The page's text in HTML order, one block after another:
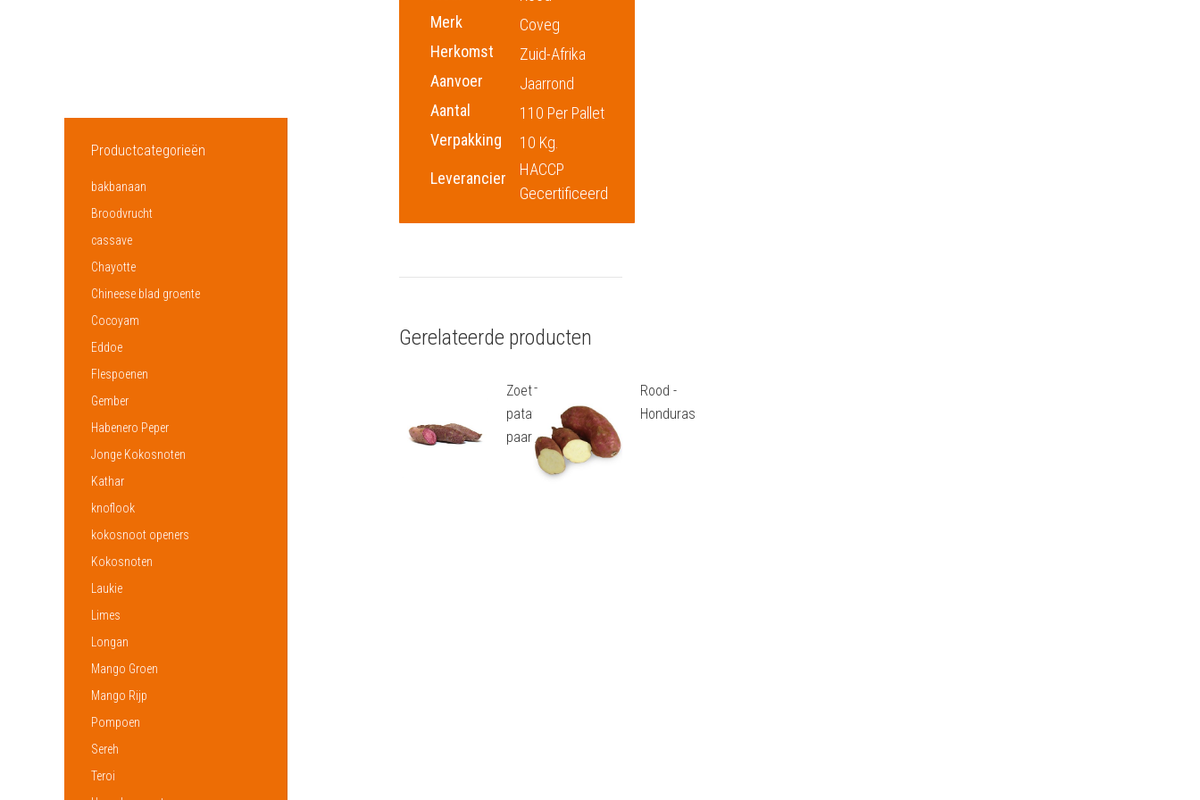
Merk
Coveg
Herkomst
Zuid-Afrika
Aanvoer
Jaarrond
Aantal
110 Per Pallet
Verpakking
10 Kg.
Leverancier
HACCP
Gecertificeerd
Gerelateerde producten
Zoete
patat
paars
Rood -
Honduras
Productcategorieën
bakbanaan
Broodvrucht
cassave
Chayotte
Chineese blad groente
Cocoyam
Eddoe
Flespoenen
Gember
Habenero Peper
Jonge Kokosnoten
Kathar
knoflook
kokosnoot openers
Kokosnoten
Laukie
Limes
Longan
Mango Groen
Mango Rijp
Pompoen
Sereh
Teroi